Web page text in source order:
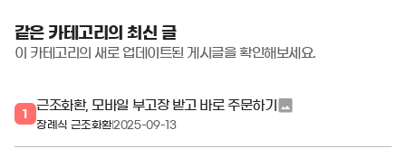
같은 카테고리의 최신 글
이 카테고리의 새로 업데이트된 게시글을 확인해보세요.
1
근조화환, 모바일 부고장 받고 바로 주문하기
장례식 근조화환2025-09-13